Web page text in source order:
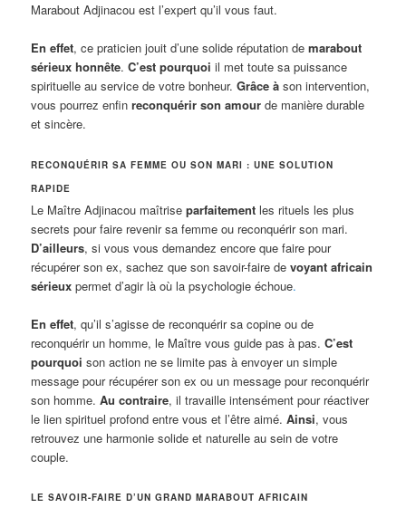
Marabout Adjinacou est l’expert qu’il vous faut.
En effet, ce praticien jouit d’une solide réputation demarabout
sérieux honnête.C’est pourquoi il met toute sa puissance
spirituelle au service de votre bonheur.Grâce à son intervention,
vous pourrez enfinreconquérir son amour de manière durable
et sincère.
RECONQUÉRIR SA FEMME OU SON MARI : UNE SOLUTION
RAPIDE
Le Maître Adjinacou maîtriseparfaitement les rituels les plus
secrets pour faire revenir sa femme ou reconquérir son mari.
D’ailleurs, si vous vous demandez encore que faire pour
récupérer son ex, sachez que son savoir-faire devoyant africain
sérieux permet d’agir là où la psychologie échoue.
En effet, qu’il s’agisse de reconquérir sa copine ou de
reconquérir un homme, le Maître vous guide pas à pas.C’est
pourquoi son action ne se limite pas à envoyer un simple
message pour récupérer son ex ou un message pour reconquérir
son homme.Au contraire, il travaille intensément pour réactiver
le lien spirituel profond entre vous et l’être aimé.Ainsi, vous
retrouvez une harmonie solide et naturelle au sein de votre
couple.
LE SAVOIR-FAIRE D’UN GRAND MARABOUT AFRICAIN